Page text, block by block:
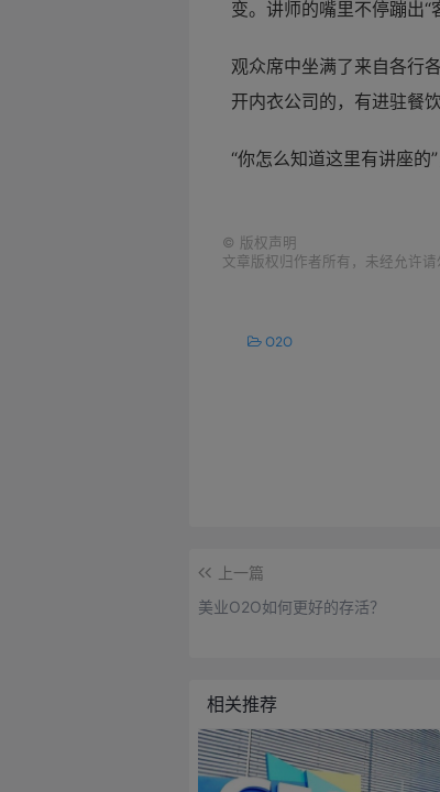
变。讲师的嘴里不停蹦出“
观众席中坐满了来自各行
开内衣公司的，有进驻餐
“你怎么知道这里有讲座的”
© 版权声明
文章版权归作者所有，未经允许请
O2O
上一篇
美业O2O如何更好的存活？
相关推荐